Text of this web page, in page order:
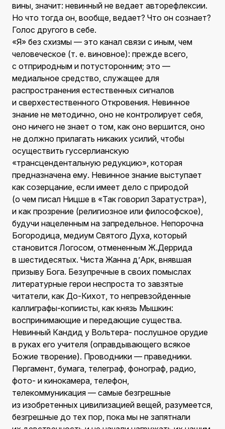
вины, значит: невинный не ведает авторефлексии.
Но что тогда он, вообще, ведает? Что он сознает?
Голос другого в себе.
«Я» без схизмы — это канал связи с иным, чем
человеческое (т. е. виновное): прежде всего,
с отприродным и потусторонним; это —
медиальное средство, служащее для
распространения естественных сигналов
и сверхестественного Откровения. Невинное
знание не методично, оно не контролирует себя,
оно ничего не знает о том, как оно вершится, оно
не должно прилагать никаких усилий, чтобы
осуществить гуссерлианскую
«трансцендентальную редукцию», которая
предназначена ему. Невинное знание выступает
как созерцание, если имеет дело с природой
(о чем писал Ницше в «Так говорил Заратустра»),
и как прозрение (религиозное или философское),
будучи нацеленным на запредельное. Непорочна
Богородица, медиум Святого Духа, который
становится Логосом, отмененным Ж.Деррида
в шестидесятых. Чиста Жанна д’Арк, внявшая
призыву Бога. Безупречные в своих помыслах
литературные герои неспроста то завзятые
читатели, как До-Кихот, то непревзойденные
каллиграфы-копиисты, как князь Мышкин:
воспринимающие и передающие существа.
Невинный Кандид у Вольтера- послушное орудие
в руках его учителя (оправдывающего всякое
Божие творение). Проводники — праведники.
Пергамент, бумага, телеграф, фонограф, радио,
фото- и кинокамера, телефон,
телекоммуникация — самые безгрешные
из изобретенных цивилизацией вещей, разумеется,
безгрешные до тех пор, пока мы не запятнали